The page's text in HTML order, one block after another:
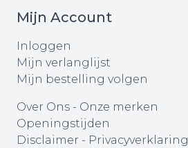
Mijn Account
Inloggen
Mijn verlanglijst
Mijn bestelling volgen
Over Ons - Onze merken
Openingstijden
Disclaimer - Privacyverklaring